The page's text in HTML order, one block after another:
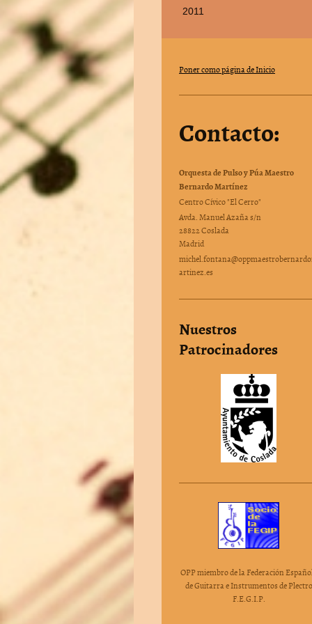
2011
Poner como página de Inicio
Contacto:
Orquesta de Pulso y Púa Maestro
Bernardo Martínez
Centro Cívico "El Cerro"
Avda. Manuel Azaña s/n
28822 Coslada
Madrid
artinez.es
Nuestros
Patrocinadores
OPP miembro de la Federación
de Guitarra e Instrumentos de Plectro
F.E.G.I.P.